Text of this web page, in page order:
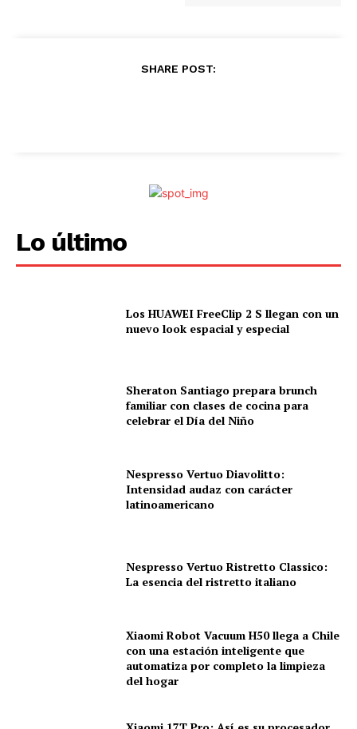
SHARE POST:
Lo último
Los HUAWEI FreeClip 2 S llegan con un
nuevo look espacial y especial
Sheraton Santiago prepara brunch
familiar con clases de cocina para
celebrar el Día del Niño
Nespresso Vertuo Diavolitto:
Intensidad audaz con carácter
latinoamericano
Nespresso Vertuo Ristretto Classico:
La esencia del ristretto italiano
Xiaomi Robot Vacuum H50 llega a Chile
con una estación inteligente que
automatiza por completo la limpieza
del hogar